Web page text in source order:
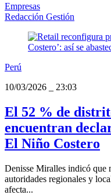
Empresas
Redacción Gestión
Perú
10/03/2026
23:03
El 52 % de
encuentran
El Niño Costero
Denisse Miralles indicó que
autoridades regionales y
afecta...